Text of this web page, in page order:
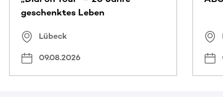
geschenktes Leben
Lübeck
09.08.2026